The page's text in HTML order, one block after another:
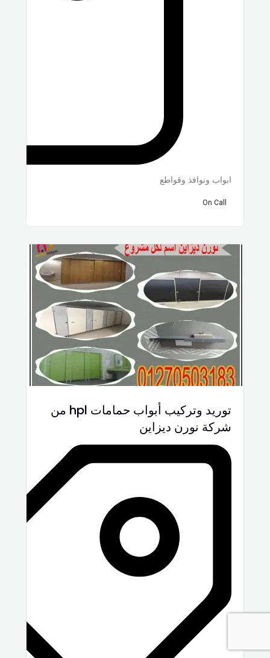
ابواب ونوافذ وقواطع
On Call
توريد وتركيب أبواب حمامات hpl من
شركة نورن ديزاين